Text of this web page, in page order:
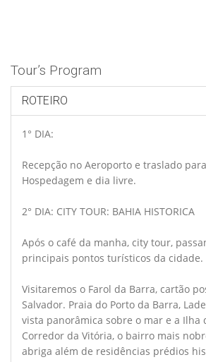
Tour’s Program
ROTEIRO
1° DIA:
Recepção no Aeroporto e traslado
Hospedagem e dia livre.
2° DIA: CITY TOUR: BAHIA HISTORICA
Após o café da manha, city tour,
principais pontos turísticos da cidade.
Visitaremos o Farol da Barra, cartão
Salvador. Praia do Porto da Barra,
vista panorâmica sobre o mar e a Ilha
Corredor da Vitória, o bairro mais
abriga além de residências prédios